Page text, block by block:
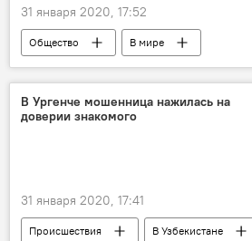
31 января 2020, 17:52
Общество
В мире
Вспышка нового типа коронавируса в Китае
Коронавирус COVID-19
граждане
Тюмень
В Ургенче мошенница нажилась на
доверии знакомого
31 января 2020, 17:41
Происшествия
В Узбекистане